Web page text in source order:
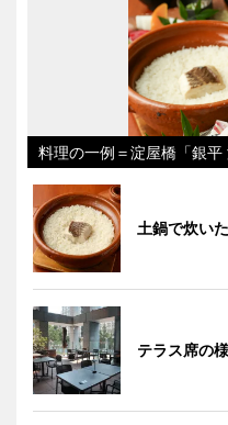
料理の一例＝淀屋橋「銀平
土鍋で炊い
テラス席の